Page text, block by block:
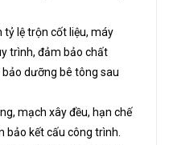
tỷ lệ trộn cốt liệu, máy
trình, đảm bảo chất
bảo dưỡng bê tông sau
mạch xây đều, hạn chế
bảo kết cấu công trình.